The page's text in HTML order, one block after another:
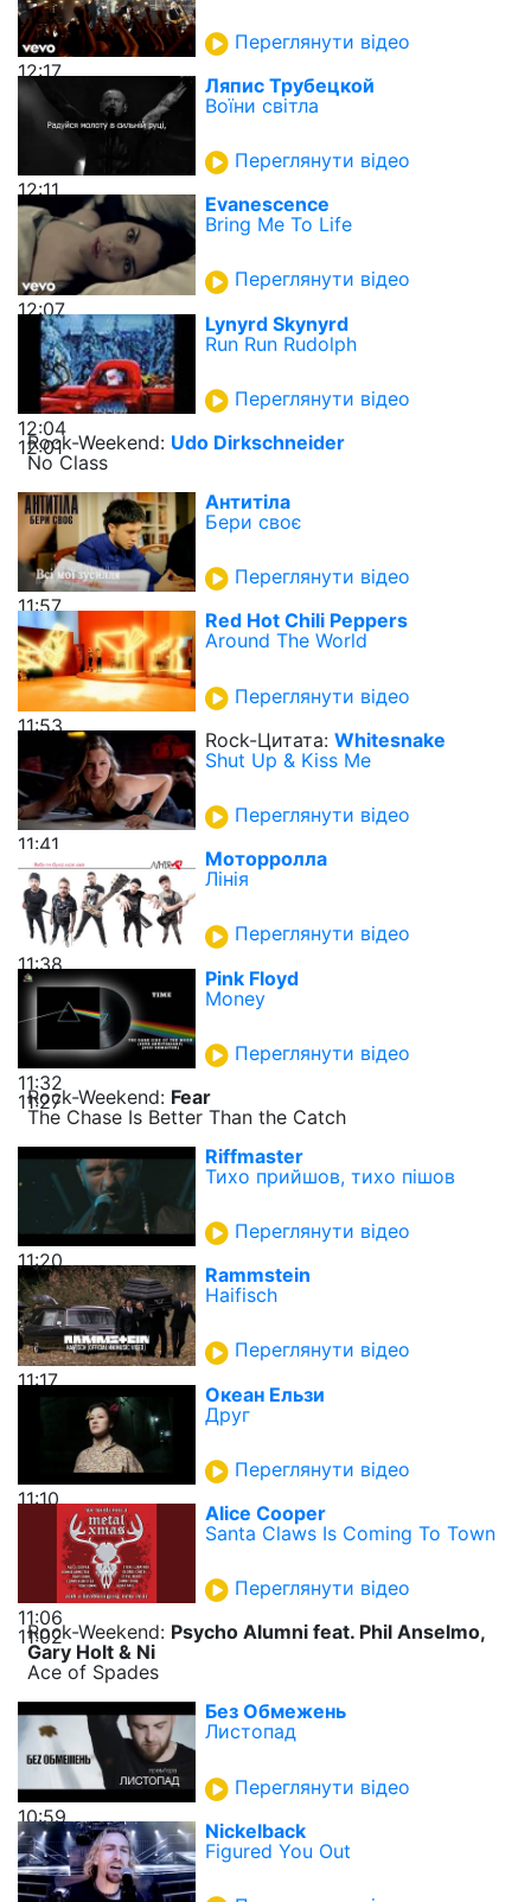
12:17
Переглянути відео
12:11
Ляпис Трубецкой
Воїни світла
Переглянути відео
12:07
Evanescence
Bring Me To Life
Переглянути відео
12:04
Lynyrd Skynyrd
Run Run Rudolph
Переглянути відео
12:01
Rock-Weekend: Udo Dirkschneider
No Class
11:57
Антитіла
Бери своє
Переглянути відео
11:53
Red Hot Chili Peppers
Around The World
Переглянути відео
11:41
Rock-Цитата: Whitesnake
Shut Up & Kiss Me
Переглянути відео
11:38
Моторролла
Лінія
Переглянути відео
11:32
Pink Floyd
Money
Переглянути відео
11:27
Rock-Weekend: Fear
The Chase Is Better Than the Catch
11:20
Riffmaster
Тихо прийшов, тихо пішов
Переглянути відео
11:17
Rammstein
Haifisch
Переглянути відео
11:10
Океан Ельзи
Друг
Переглянути відео
11:06
Alice Cooper
Santa Claws Is Coming To Town
Переглянути відео
11:02
Rock-Weekend: Psycho Alumni feat. Phil Anselmo,
Gary Holt & Ni
Ace of Spades
10:59
Без Обмежень
Листопад
Переглянути відео
Nickelback
Figured You Out